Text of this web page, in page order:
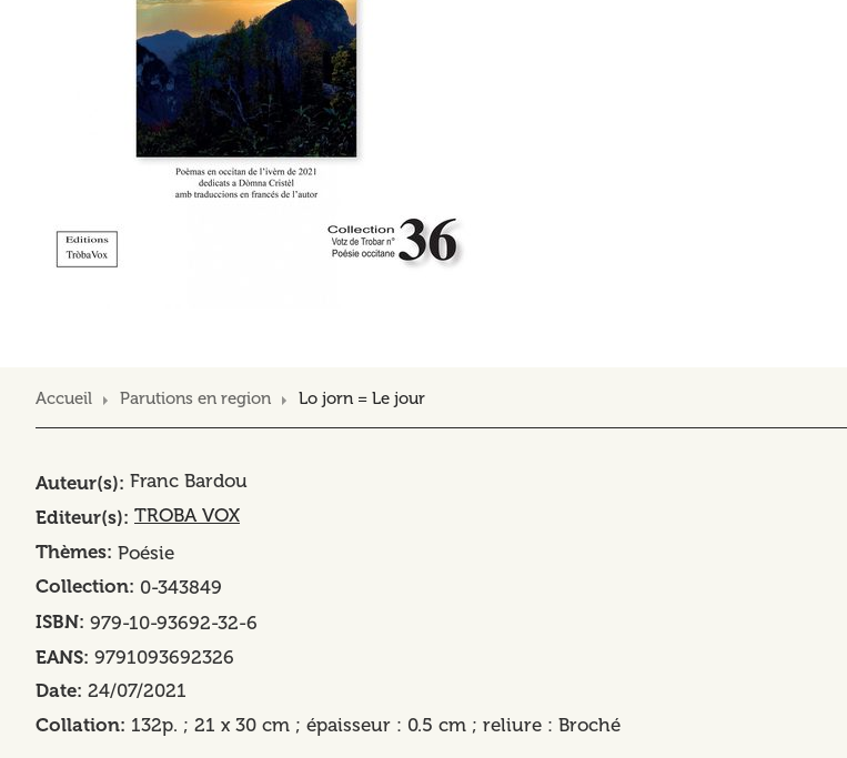
Accueil Parutions en region Lo jorn = Le jour
Auteur(s) Franc Bardou
Editeur(s) TROBA VOX
Thèmes Poésie
Collection 0-343849
ISBN 979-10-93692-32-6
EANS 9791093692326
Date 24/07/2021
Collation 132p. ; 21 x 30 cm ; épaisseur : 0.5 cm ; reliure : Broché